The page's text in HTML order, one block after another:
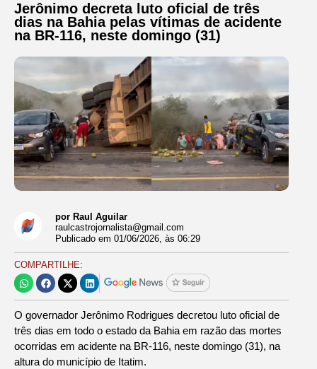
Jerônimo decreta luto oficial de três
dias na Bahia pelas vítimas de acidente
na BR-116, neste domingo (31)
por Raul Aguilar
raulcastrojornalista@gmail.com
Publicado em 01/06/2026, às 06:29
COMPARTILHE:
O governador Jerônimo Rodrigues decretou luto oficial de
três dias em todo o estado da Bahia em razão das mortes
ocorridas em acidente na BR-116, neste domingo (31), na
altura do município de Itatim.